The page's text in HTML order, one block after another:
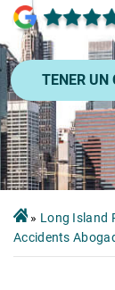
TENER UN
» Long Island
Accidents